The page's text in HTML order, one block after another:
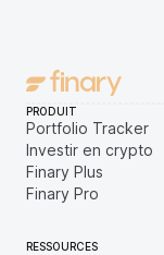
PRODUIT
Portfolio Tracker
Investir en crypto
Finary Plus
Finary Pro
RESSOURCES